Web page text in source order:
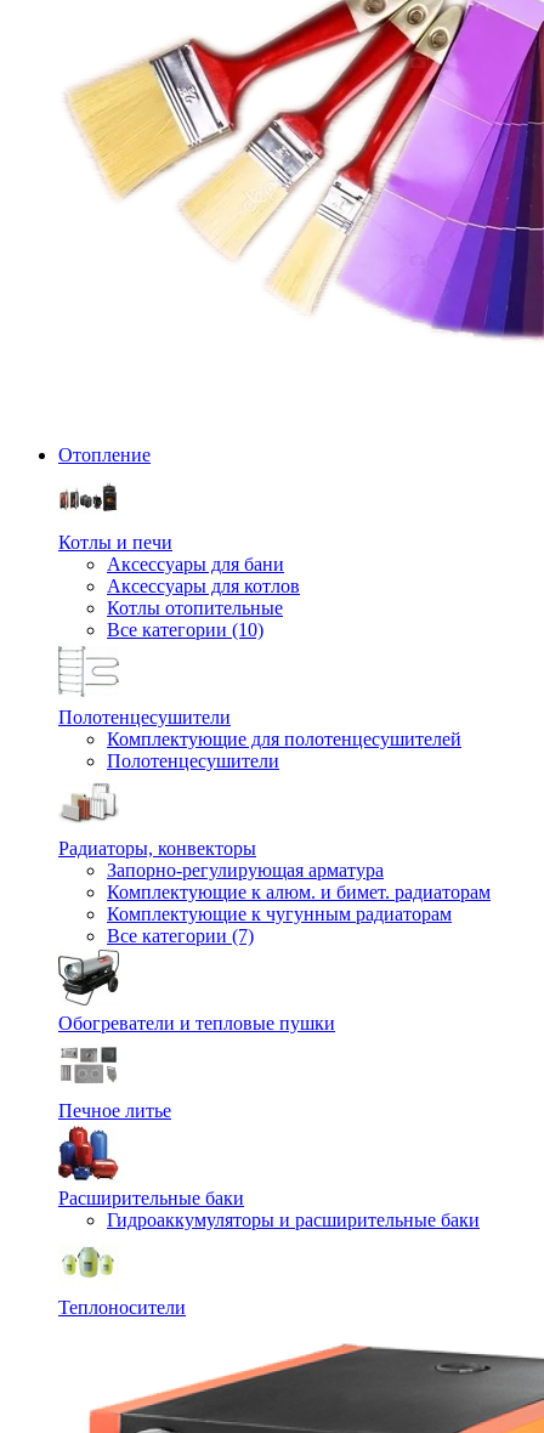
Отопление
Котлы и печи
Аксессуары для бани
Аксессуары для котлов
Котлы отопительные
Все категории (10)
Полотенцесушители
Комплектующие для полотенцесушителей
Полотенцесушители
Радиаторы, конвекторы
Запорно-регулирующая арматура
Комплектующие к алюм. и бимет. радиаторам
Комплектующие к чугунным радиаторам
Все категории (7)
Обогреватели и тепловые пушки
Печное литье
Расширительные баки
Гидроаккумуляторы и расширительные баки
Теплоносители